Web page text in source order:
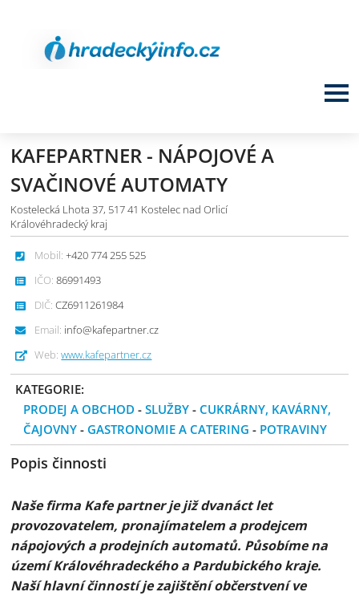
KAFEPARTNER - NÁPOJOVÉ A
SVAČINOVÉ AUTOMATY
Kostelecká Lhota 37, 517 41 Kostelec nad Orlicí
Královéhradecký kraj
Mobil: +420 774 255 525
IČO: 86991493
DIČ: CZ6911261984
Email: info@kafepartner.cz
Web: www.kafepartner.cz
KATEGORIE:
PRODEJ A OBCHOD -SLUŽBY - CUKRÁRNY, KAVÁRNY,
ČAJOVNY - GASTRONOMIE A CATERING - POTRAVINY
Popis činnosti
Naše firma Kafe partner je již dvanáct let
provozovatelem, pronajímatelem a prodejcem
nápojových a prodejních automatů. Působíme na
území Královéhradeckého a Pardubického kraje.
Naší hlavní činností je zajištění občerstvení ve